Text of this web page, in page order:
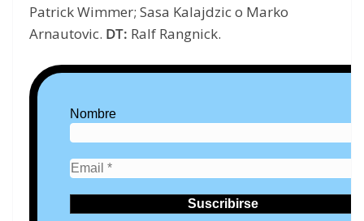
Patrick Wimmer; Sasa Kalajdzic o Marko
Arnautovic. DT: Ralf Rangnick.
Nombre